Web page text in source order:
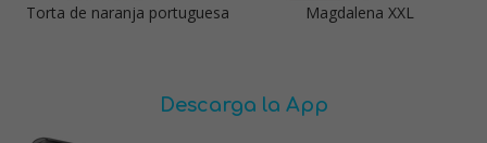
Torta de naranja portuguesa Magdalena XXL
Descarga la App